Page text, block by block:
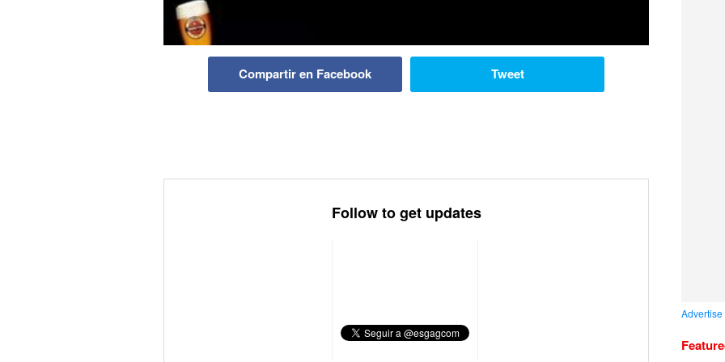
Compartir en Facebook Tweet
Follow to get updates